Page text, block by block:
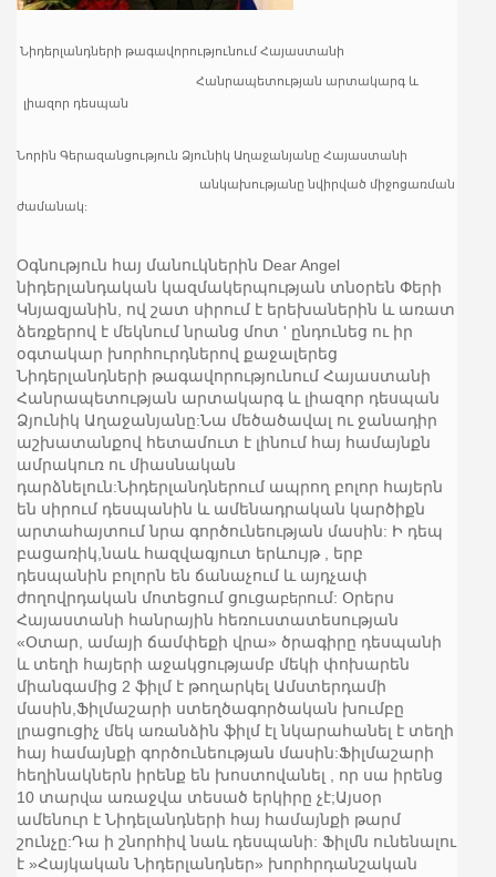
Նիդերլանդների թագավորությունում Հայաստանի
Հանրապետության արտակարգ
և
լիազոր դեսպան
Նորին Գերազանցություն Ձյունիկ Աղաջանյանը Հայաստանի
անկախությանը նվիրված միջոցառման
ժամանակ:
Oգնություն հայ մանուկներին Dear Angel
նիդերլանդական կազմակերպության տնօրեն Փերի
Կնյազյանին, ով շատ սիրում է երեխաներին և առատ
ձեռքերով է մեկնում նրանց մոտ ' ընդունեց ու իր
օգտակար խորհուրդներով քաջալերեց
Նիդերլանդների թագավորությունում Հայաստանի
Հանրապետության արտակարգ և լիազոր դեսպան
Ձյունիկ Աղաջանյանը:Նա մեծածավալ ու ջանադիր
աշխատանքով հետամուտ է լինում հայ համայնքն
ամրակուռ ու միասնական
դարձնելուն:Նիդերլանդներում ապրող բոլոր հայերն
են սիրում դեսպանին և ամենադրական կարծիքն
արտահայտում նրա գործունեության մասին: Ի դեպ
բացառիկ,նաև հազվագյուտ երևույթ , երբ
դեսպանին բոլորն են ճանաչում և այդչափ
ժողովրդական մոտեցում ցուցաբերում: Օրերս
Հայաստանի հանրային հեռուստատեսության
«Օտար, ամայի ճամփեքի վրա» ծրագիրը դեսպանի
և տեղի հայերի աջակցությամբ մեկի փոխարեն
միանգամից 2 ֆիլմ է թողարկել Ամստերդամի
մասին,Ֆիլմաշարի ստեղծագործական խումբը
լրացուցիչ մեկ առանձին ֆիլմ էլ նկարահանել է տեղի
հայ համայնքի գործունեության մասին:Ֆիլմաշարի
հեղինակներն իրենք են խոստովանել , որ սա իրենց
10 տարվա առաջվա տեսած երկիրը չէ;Այսօր
ամենուր է Նիդելանդների հայ համայնքի թարմ
շունչը:Դա ի շնորհիվ նաև դեսպանի: Ֆիլմն ունենալու
է »Հայկական Նիդերլանդներ» խորհրդանշական